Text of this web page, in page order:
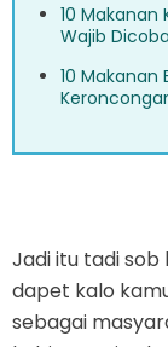
10 Makanan
Wajib Dicoba
10 Makanan
Jadi itu tadi
dapet kalo
sebagai